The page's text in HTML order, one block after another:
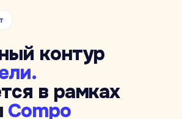
контур
в рамках
Compo